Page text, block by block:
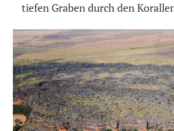
tiefen Graben durch den